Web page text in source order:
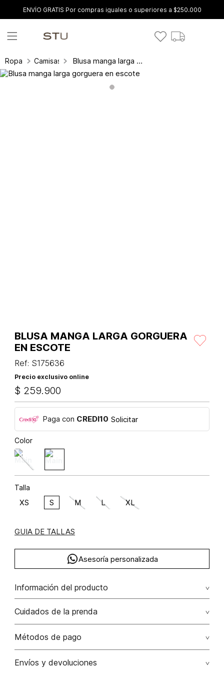
ENVÍO GRATIS Por compras iguales o superiores a $250.000
Ropa Camisas y blusas Blusa manga larga gorguera en escote
BLUSA MANGA LARGA GORGUERA
EN ESCOTE
Ref: S175636
Precio exclusivo online
$ 259.900
Paga con CREDI10 Solicitar
Color
Talla
XS S M L XL
GUIA DE TALLAS
Asesoría personalizada
Información del producto
Blusa manga corta lyocell 85% poliéster 15% 85.00%
lyocell/lyocell15.00% poliéster/polyester
Cuidados de la prenda
Lavar a mano por separado / no dejar en remojo / no
Métodos de pago
Tarjetas de crédito: Visa, Dinners, Master Card y American
Envíos y devoluciones